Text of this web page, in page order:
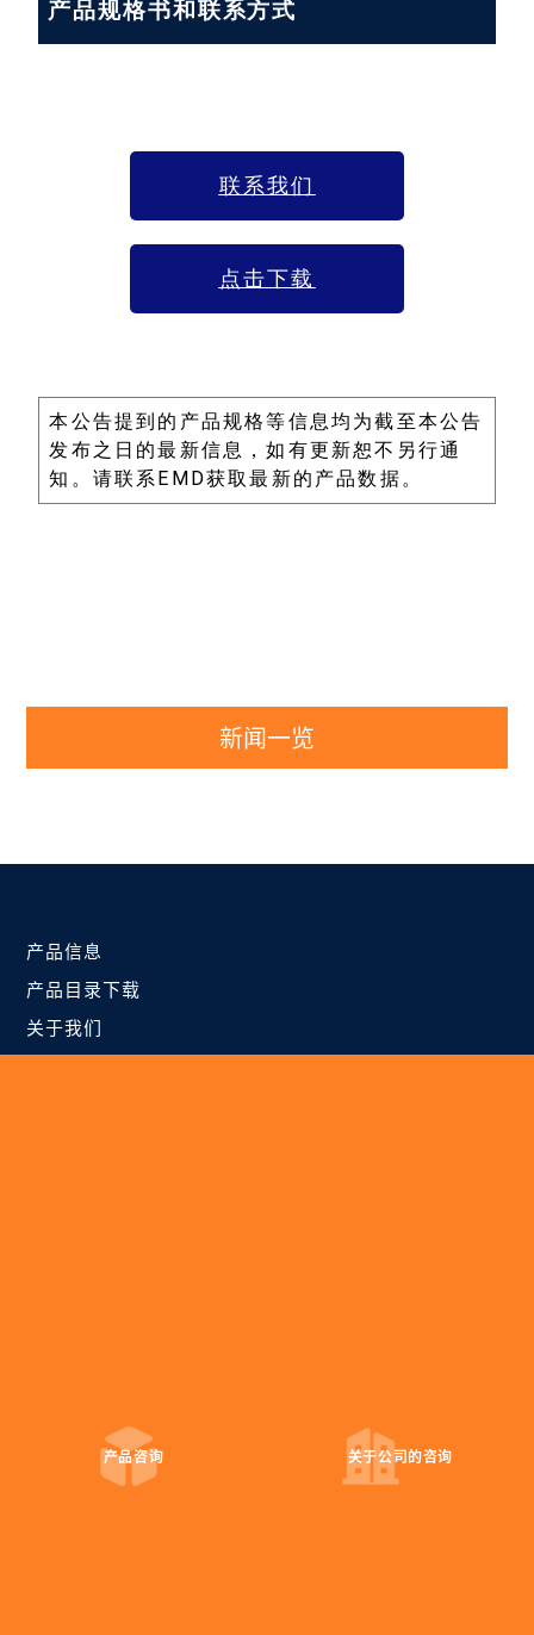
产品规格书和联系方式
联系我们
点击下载
本公告提到的产品规格等信息均为截至本公告
发布之日的最新信息，如有更新恕不另行通
知。请联系EMD获取最新的产品数据。
新闻一览
产品咨询 关于公司的咨询
产品信息
产品目录下载
关于我们
・东京办事处
东京都中央区新川 1-4-1 住友六甲大厦
tel:+81-3-6268-9847